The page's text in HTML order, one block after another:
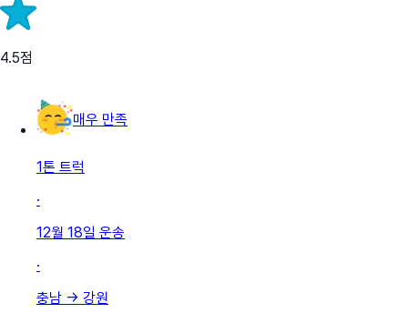
4.5점
매우 만족
1톤 트럭
·
12월 18일 운송
·
충남 → 강원